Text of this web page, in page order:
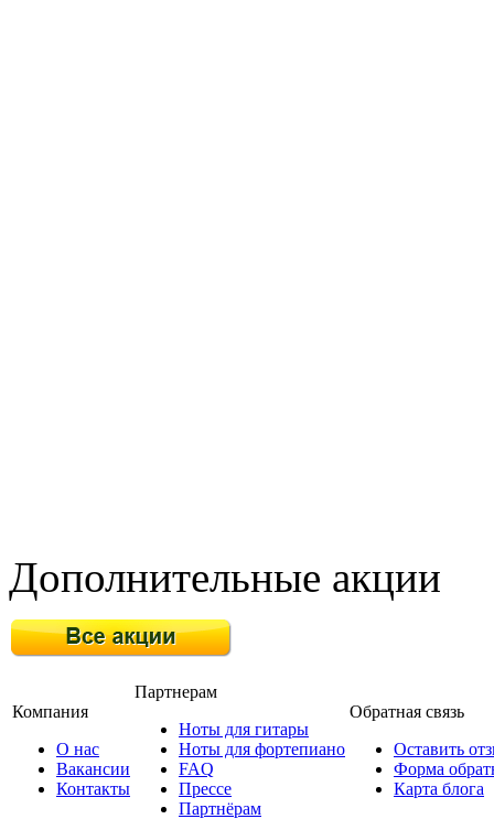
Дополнительные акции
Компания
О нас
Вакансии
Контакты
Партнерам
Ноты для гитары
Ноты для фортепиано
FAQ
Прессе
Партнёрам
Обратная связь
Оставить
Форма
Карта блога